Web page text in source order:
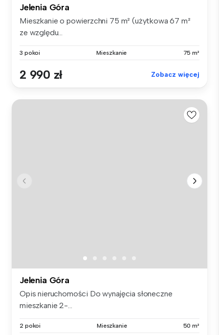
Jelenia Góra
Mieszkanie o powierzchni 75 m² (użytkowa 67 m²
ze względu...
3 pokoi Mieszkanie 75 m²
2 990 zł Zobacz więcej
Jelenia Góra
Opis nieruchomości Do wynajęcia słoneczne
mieszkanie 2-...
2 pokoi Mieszkanie 50 m²